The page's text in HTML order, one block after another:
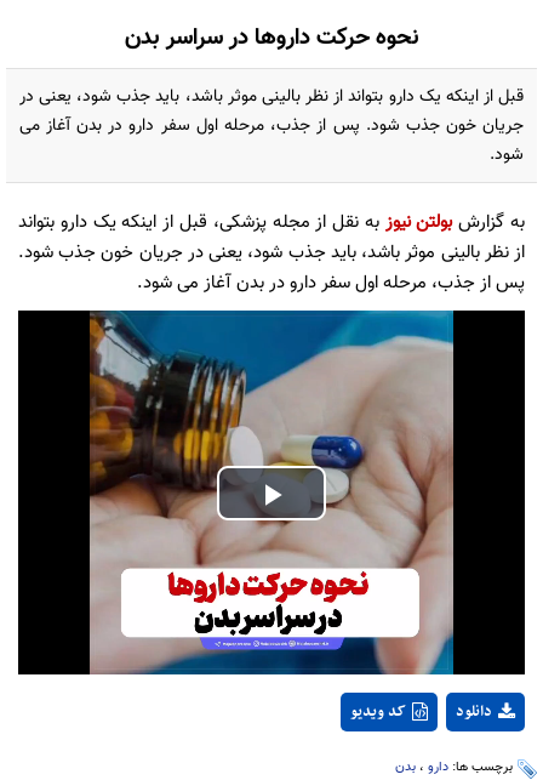
نحوه حرکت داروها در سراسر بدن
قبل از اینکه یک دارو بتواند از نظر بالینی موثر باشد، باید جذب شود، یعنی در
جریان خون جذب شود. پس از جذب، مرحله اول سفر دارو در بدن آغاز می
شود.
به گزارشبولتن نیوز به نقل از مجله پزشکی، قبل از اینکه یک دارو بتواند
از نظر بالینی موثر باشد، باید جذب شود، یعنی در جریان خون جذب شود.
پس از جذب، مرحله اول سفر دارو در بدن آغاز می شود.
Play
Video
کد ویدیو دانلود
برچسب ها: دارو ، بدن